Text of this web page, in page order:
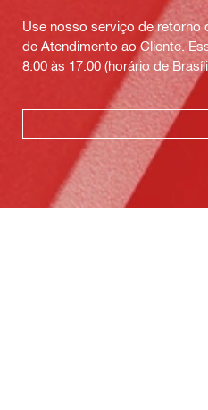
Use nosso serviço de retorno
de Atendimento ao Cliente.
8:00 às 17:00 (horário de